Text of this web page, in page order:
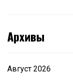
Архивы
Август 2026